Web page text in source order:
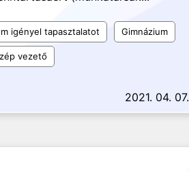
igényel tapasztalatot Gimnázium
vezető
2021. 04. 07.